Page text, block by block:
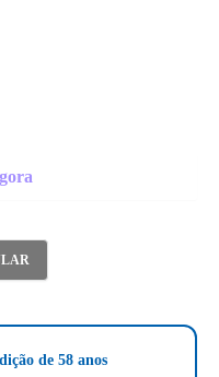
de 58 anos